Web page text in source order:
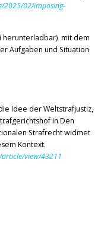
2025/02/imposing-
herunterladbar) mit dem
Aufgaben und Situation
Idee der Weltstrafjustiz,
in Den
Strafrecht widmet
Kontext.
view/43211